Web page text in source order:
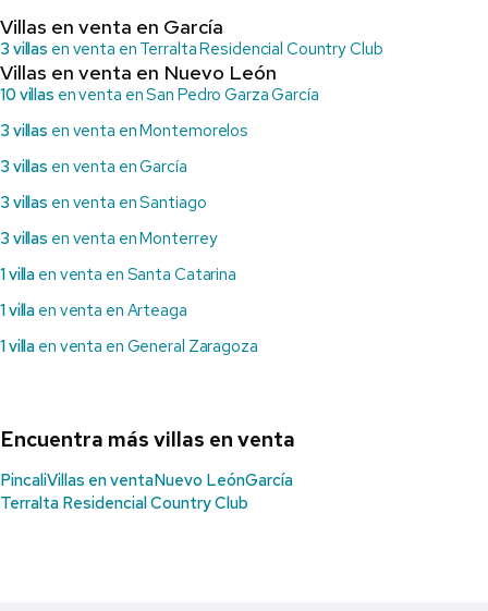
Villas en venta en García
3 villas en venta en Terralta Residencial Country Club
Villas en venta en Nuevo León
10 villas en venta en San Pedro Garza García
3 villas en venta en Montemorelos
3 villas en venta en García
3 villas en venta en Santiago
3 villas en venta en Monterrey
1 villa en venta en Santa Catarina
1 villa en venta en Arteaga
1 villa en venta en General Zaragoza
Encuentra más villas en venta
PincaliVillas en ventaNuevo LeónGarcía
Terralta Residencial Country Club